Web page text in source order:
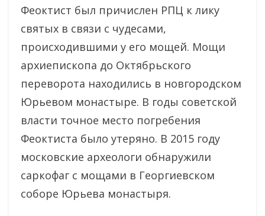
Феоктист был причислен РПЦ к лику
святых в связи с чудесами,
происходившими у его мощей. Мощи
архиепископа до Октябрьского
переворота находились в новгородском
Юрьевом монастыре. В годы советской
власти точное место погребения
Феоктиста было утеряно. В 2015 году
московские археологи обнаружили
саркофаг с мощами в Георгиевском
соборе Юрьева монастыря.